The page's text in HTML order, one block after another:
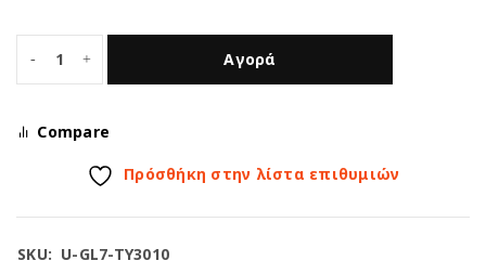
Αγορά
Compare
Πρόσθήκη στην λίστα επιθυμιών
SKU: U-GL7-TY3010